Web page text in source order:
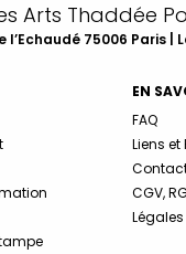
Arts Thaddée
75006 Paris |
EN
FAQ
Liens et
CGV,
Légales